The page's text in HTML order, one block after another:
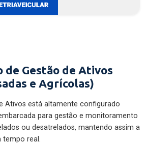
de Gestão de Ativos
e Agrícolas)
Ativos está altamente configurado
para gestão e monitoramento
ou desatrelados, mantendo assim a
tempo real.